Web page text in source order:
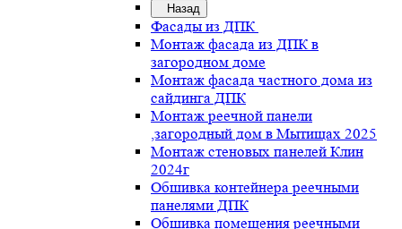
Назад
Фасады из ДПК
Монтаж фасада из ДПК в
загородном доме
Монтаж фасада частного дома из
сайдинга ДПК
Монтаж реечной панели
,загородный дом в Мытищах 2025
Монтаж стеновых панелей Клин
2024г
Обшивка контейнера реечными
панелями ДПК
Обшивка помещения реечными